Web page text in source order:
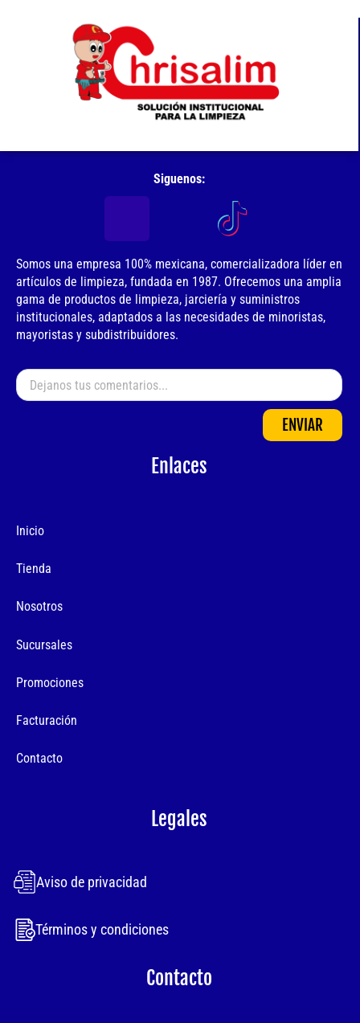
Siguenos:
Somos una empresa 100% mexicana, comercializadora líder en
artículos de limpieza, fundada en 1987. Ofrecemos una amplia
gama de productos de limpieza, jarciería y suministros
institucionales, adaptados a las necesidades de minoristas,
mayoristas y subdistribuidores.
ENVIAR
Enlaces
Inicio
Tienda
Nosotros
Sucursales
Promociones
Facturación
Contacto
Legales
Aviso de privacidad
Términos y condiciones
Contacto